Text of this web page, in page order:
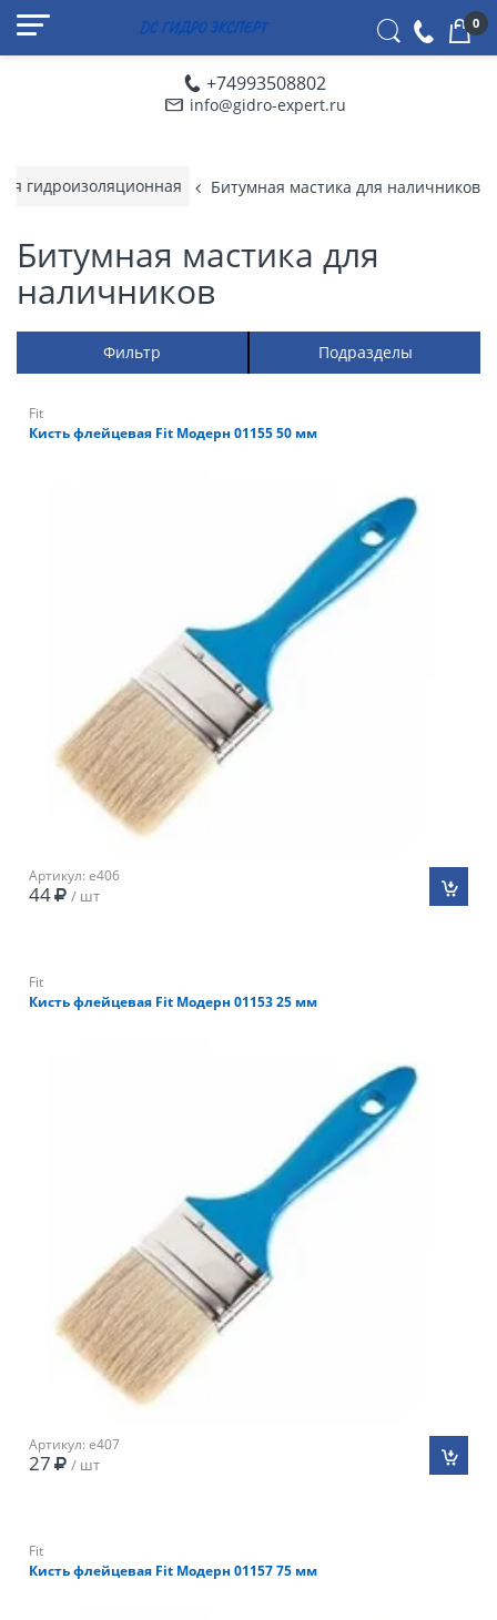
+74993508802
info@gidro-expert.ru
0
гидроизоляционная Битумная мастика для наличников
Битумная мастика для
наличников
Фильтр Подразделы
Fit
Кисть флейцевая Fit Модерн 01155 50 мм
Артикул: e406
44 / шт
Fit
Кисть флейцевая Fit Модерн 01153 25 мм
Артикул: e407
27 / шт
Fit
Кисть флейцевая Fit Модерн 01157 75 мм